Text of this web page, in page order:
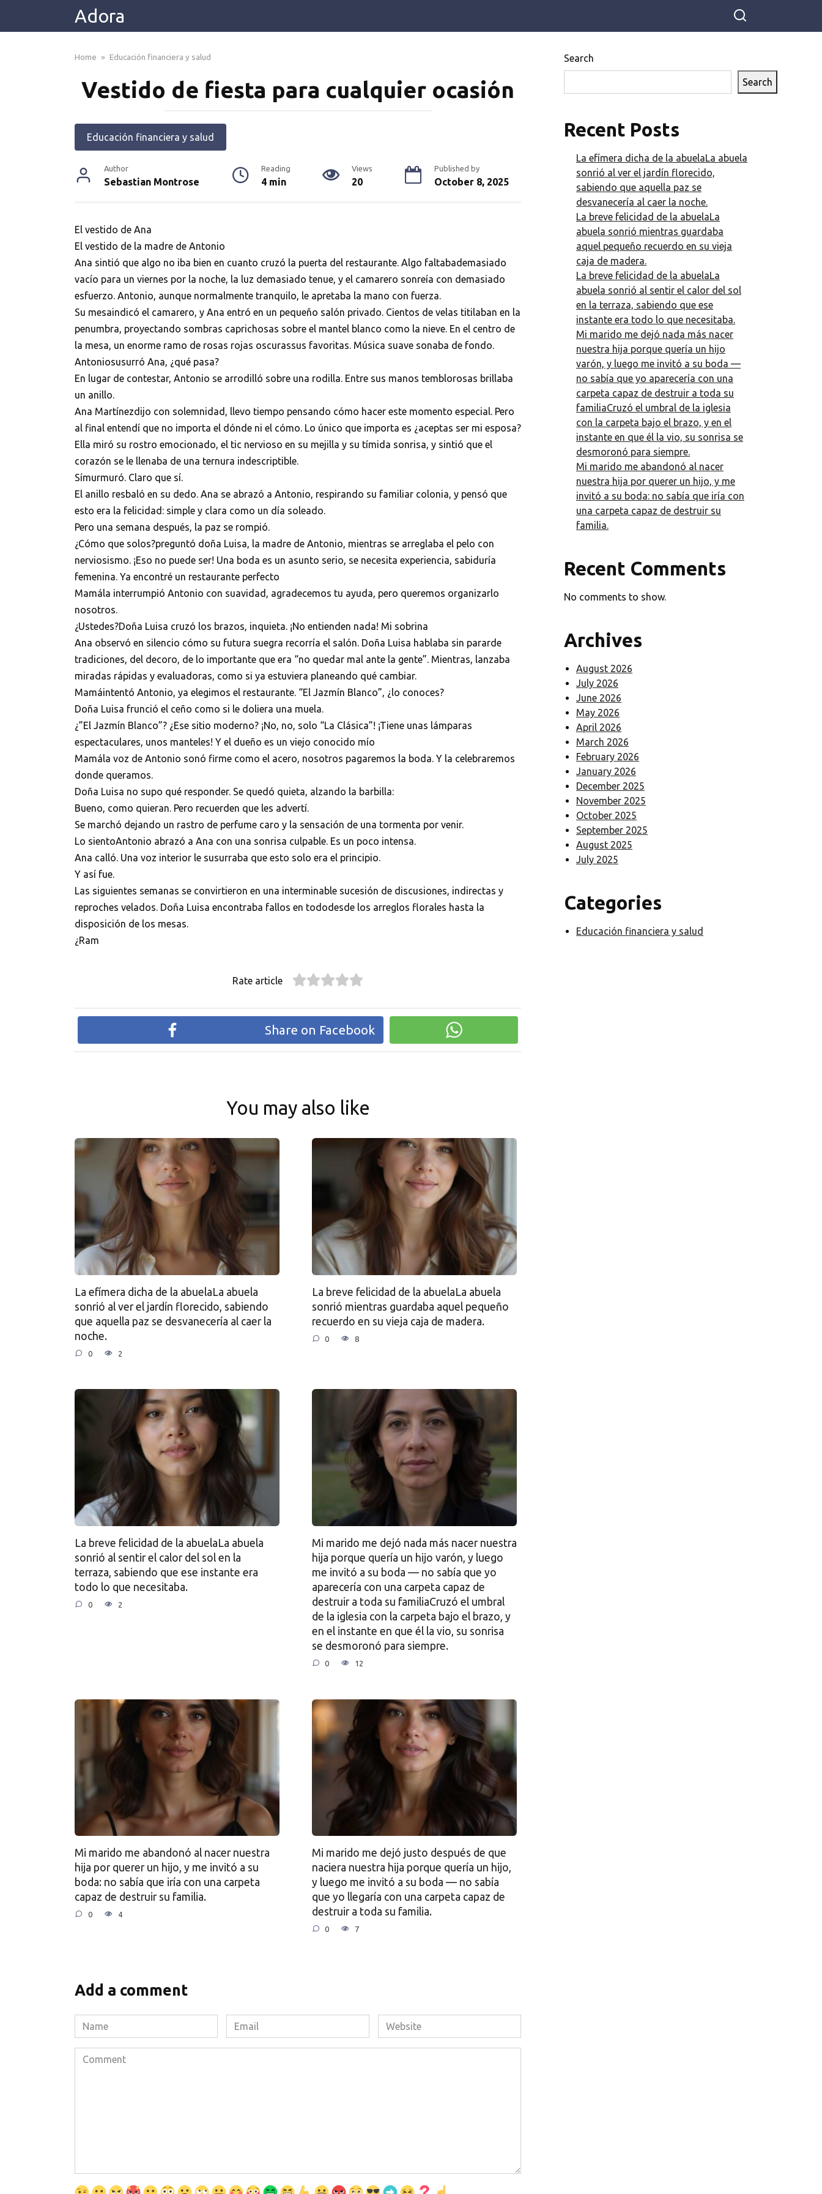
Adora
Home » Educación financiera y salud
Vestido de fiesta para cualquier ocasión
Educación financiera y salud
Author
Sebastian Montrose
Reading
4 min
Views
20
Published by
October 8, 2025
El vestido de Ana
El vestido de la madre de Antonio
Ana sintió que algo no iba bien en cuanto cruzó la puerta del restaurante. Algo faltabademasiado
vacío para un viernes por la noche, la luz demasiado tenue, y el camarero sonreía con demasiado
esfuerzo. Antonio, aunque normalmente tranquilo, le apretaba la mano con fuerza.
Su mesaindicó el camarero, y Ana entró en un pequeño salón privado. Cientos de velas titilaban en la
penumbra, proyectando sombras caprichosas sobre el mantel blanco como la nieve. En el centro de
la mesa, un enorme ramo de rosas rojas oscurassus favoritas. Música suave sonaba de fondo.
Antoniosusurró Ana, ¿qué pasa?
En lugar de contestar, Antonio se arrodilló sobre una rodilla. Entre sus manos temblorosas brillaba
un anillo.
Ana Martínezdijo con solemnidad, llevo tiempo pensando cómo hacer este momento especial. Pero
al final entendí que no importa el dónde ni el cómo. Lo único que importa es ¿aceptas ser mi esposa?
Ella miró su rostro emocionado, el tic nervioso en su mejilla y su tímida sonrisa, y sintió que el
corazón se le llenaba de una ternura indescriptible.
Símurmuró. Claro que sí.
El anillo resbaló en su dedo. Ana se abrazó a Antonio, respirando su familiar colonia, y pensó que
esto era la felicidad: simple y clara como un día soleado.
Pero una semana después, la paz se rompió.
¿Cómo que solos?preguntó doña Luisa, la madre de Antonio, mientras se arreglaba el pelo con
nerviosismo. ¡Eso no puede ser! Una boda es un asunto serio, se necesita experiencia, sabiduría
femenina. Ya encontré un restaurante perfecto
Mamála interrumpió Antonio con suavidad, agradecemos tu ayuda, pero queremos organizarlo
nosotros.
¿Ustedes?Doña Luisa cruzó los brazos, inquieta. ¡No entienden nada! Mi sobrina
Ana observó en silencio cómo su futura suegra recorría el salón. Doña Luisa hablaba sin pararde
tradiciones, del decoro, de lo importante que era “no quedar mal ante la gente”. Mientras, lanzaba
miradas rápidas y evaluadoras, como si ya estuviera planeando qué cambiar.
Mamáintentó Antonio, ya elegimos el restaurante. “El Jazmín Blanco”, ¿lo conoces?
Doña Luisa frunció el ceño como si le doliera una muela.
¿”El Jazmín Blanco”? ¿Ese sitio moderno? ¡No, no, solo “La Clásica”! ¡Tiene unas lámparas
espectaculares, unos manteles! Y el dueño es un viejo conocido mío
Mamála voz de Antonio sonó firme como el acero, nosotros pagaremos la boda. Y la celebraremos
donde queramos.
Doña Luisa no supo qué responder. Se quedó quieta, alzando la barbilla:
Bueno, como quieran. Pero recuerden que les advertí.
Se marchó dejando un rastro de perfume caro y la sensación de una tormenta por venir.
Lo sientoAntonio abrazó a Ana con una sonrisa culpable. Es un poco intensa.
Ana calló. Una voz interior le susurraba que esto solo era el principio.
Y así fue.
Las siguientes semanas se convirtieron en una interminable sucesión de discusiones, indirectas y
reproches velados. Doña Luisa encontraba fallos en tododesde los arreglos florales hasta la
disposición de los mesas.
¿Ram
Rate article
Share on Facebook
You may also like
La efímera dicha de la abuelaLa abuela
sonrió al ver el jardín florecido, sabiendo
que aquella paz se desvanecería al caer la
noche.
0 2
La breve felicidad de la abuelaLa abuela
sonrió mientras guardaba aquel pequeño
recuerdo en su vieja caja de madera.
0 8
La breve felicidad de la abuelaLa abuela
sonrió al sentir el calor del sol en la
terraza, sabiendo que ese instante era
todo lo que necesitaba.
0 2
Mi marido me dejó nada más nacer nuestra
hija porque quería un hijo varón, y luego
me invitó a su boda — no sabía que yo
aparecería con una carpeta capaz de
destruir a toda su familiaCruzó el umbral
de la iglesia con la carpeta bajo el brazo, y
en el instante en que él la vio, su sonrisa
se desmoronó para siempre.
0 12
Mi marido me abandonó al nacer nuestra
hija por querer un hijo, y me invitó a su
boda: no sabía que iría con una carpeta
capaz de destruir su familia.
0 4
Mi marido me dejó justo después de que
naciera nuestra hija porque quería un hijo,
y luego me invitó a su boda — no sabía
que yo llegaría con una carpeta capaz de
destruir a toda su familia.
0 7
Add a comment
Name
*
Email
*
Website
Comment
Search
Search
Recent Posts
La efímera dicha de la abuelaLa abuela
sonrió al ver el jardín florecido,
sabiendo que aquella paz se
desvanecería al caer la noche.
La breve felicidad de la abuelaLa
abuela sonrió mientras guardaba
aquel pequeño recuerdo en su vieja
caja de madera.
La breve felicidad de la abuelaLa
abuela sonrió al sentir el calor del sol
en la terraza, sabiendo que ese
instante era todo lo que necesitaba.
Mi marido me dejó nada más nacer
nuestra hija porque quería un hijo
varón, y luego me invitó a su boda —
no sabía que yo aparecería con una
carpeta capaz de destruir a toda su
familiaCruzó el umbral de la iglesia
con la carpeta bajo el brazo, y en el
instante en que él la vio, su sonrisa se
desmoronó para siempre.
Mi marido me abandonó al nacer
nuestra hija por querer un hijo, y me
invitó a su boda: no sabía que iría con
una carpeta capaz de destruir su
familia.
Recent Comments
No comments to show.
Archives
August 2026
July 2026
June 2026
May 2026
April 2026
March 2026
February 2026
January 2026
December 2025
November 2025
October 2025
September 2025
August 2025
July 2025
Categories
Educación financiera y salud